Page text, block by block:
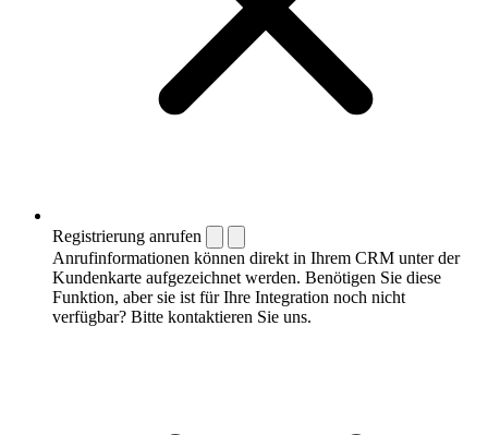
Registrierung anrufen
Anrufinformationen können direkt in Ihrem CRM unter der
Kundenkarte aufgezeichnet werden. Benötigen Sie diese
Funktion, aber sie ist für Ihre Integration noch nicht
verfügbar? Bitte kontaktieren Sie uns.